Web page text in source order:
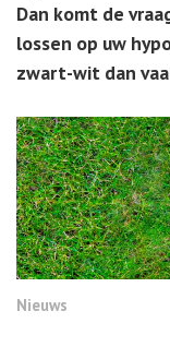
Dan komt de
lossen op uw
zwart-wit dan
Nieuws